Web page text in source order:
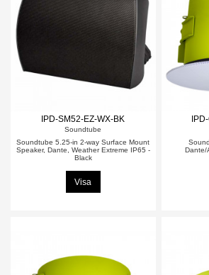
IPD-SM52-EZ-WX-BK
Soundtube
Soundtube 5.25-in 2-way Surface Mount
Speaker, Dante, Weather Extreme IP65 -
Black
Visa
Dante/